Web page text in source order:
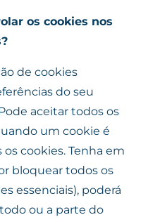
os cookies nos
de cookies
do seu
aceitar todos os
um cookie é
cookies. Tenha em
bloquear todos os
essenciais), poderá
ou a parte do